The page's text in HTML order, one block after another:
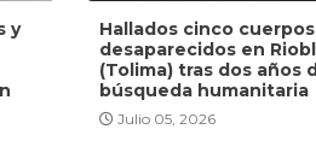
y
Hallados cinco
desaparecidos en
(Tolima) tras dos años
búsqueda humanitaria
Julio 05, 2026